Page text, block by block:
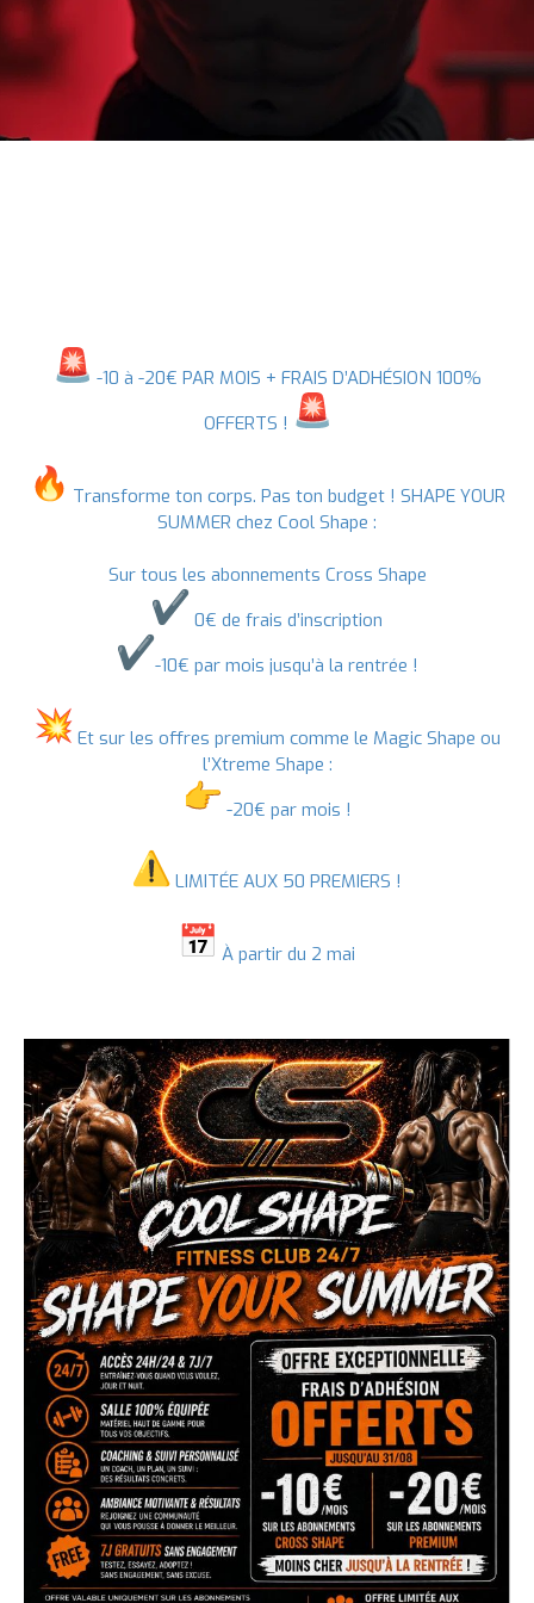
-10 à -20€ PAR MOIS + FRAIS D’ADHÉSION 100%
OFFERTS !
Transforme ton corps. Pas ton budget ! SHAPE YOUR
SUMMER chez Cool Shape :
Sur tous les abonnements Cross Shape
0€ de frais d’inscription
-10€ par mois jusqu’à la rentrée !
Et sur les offres premium comme le Magic Shape ou
l’Xtreme Shape :
-20€ par mois !
LIMITÉE AUX 50 PREMIERS !
À partir du 2 mai